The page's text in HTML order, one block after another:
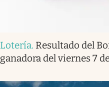
Lotería. Resultado del
ganadora del viernes 7